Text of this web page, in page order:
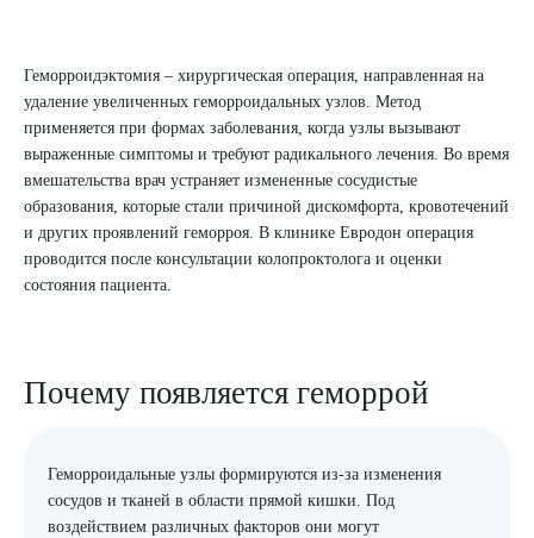
ЗАКАЗАТЬ ЗВОНОК
ЗАПИСЬ ОНЛАЙН
Геморроидэктомия – хирургическая операция, направленная на
удаление увеличенных геморроидальных узлов. Метод
применяется при формах заболевания, когда узлы вызывают
выраженные симптомы и требуют радикального лечения. Во время
вмешательства врач устраняет измененные сосудистые
образования, которые стали причиной дискомфорта, кровотечений
и других проявлений геморроя. В клинике Евродон операция
проводится после консультации колопроктолога и оценки
состояния пациента.
Почему появляется геморрой
Геморроидальные узлы формируются из-за изменения
сосудов и тканей в области прямой кишки. Под
воздействием различных факторов они могут